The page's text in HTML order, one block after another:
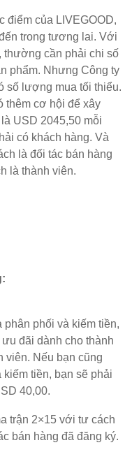
điểm của LIVEGOOD,
trong tương lai. Với
thường cần phải chi số
phẩm. Nhưng Công ty
số lượng mua tối thiểu.
thêm cơ hội để xây
USD 2045,50 mỗi
có khách hàng. Và
là đối tác bán hàng
là thành viên.
phân phối và kiếm tiền,
đãi dành cho thành
viên. Nếu bạn cũng
tiền, bạn sẽ phải
40,00.
trận 2×15 với tư cách
bán hàng đã đăng ký.